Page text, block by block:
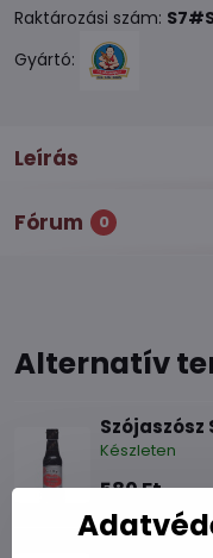
Raktározási szám:
Gyártó:
Leírás
Fórum 0
Alternatív
Szójaszósz
Készleten
580 Ft